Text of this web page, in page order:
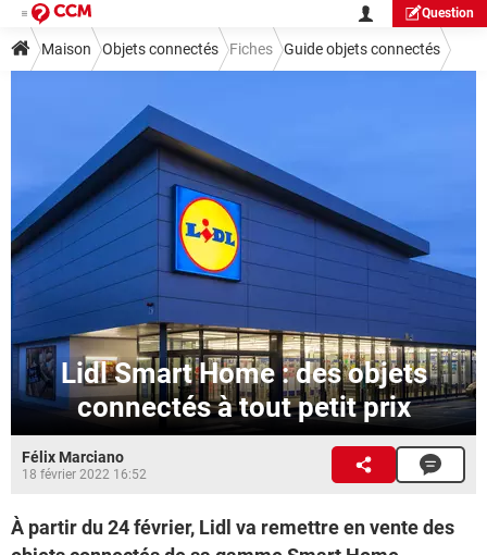
Question
Maison Objets connectés Fiches Guide objets connectés
Lidl Smart Home : des objets
connectés à tout petit prix
Félix Marciano
18 février 2022 16:52
À partir du 24 février, Lidl va remettre en vente des